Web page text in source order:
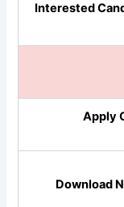
Interested
Apply
Download